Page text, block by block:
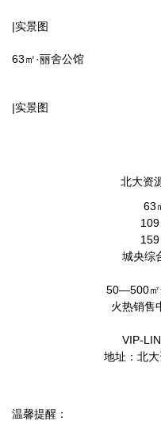
|实景图
63㎡·丽舍公馆
|实景图
北大资
63
城央综
50—500㎡
火热销售
VIP-
地址：北
温馨提醒：